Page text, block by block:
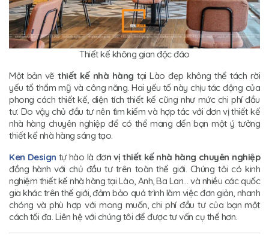
Thiết kế không gian độc đáo
Một bản vẽthiết kế nhà hàng tại Lào đẹp không thể tách rời
yếu tố thẩm mỹ và công năng. Hai yếu tố này chịu tác động của
phong cách thiết kế, diện tích thiết kế cũng như mức chi phí đầu
tư. Do vậy chủ đầu tư nên tìm kiếm và hợp tác với đơn vị thiết kế
nhà hàng chuyên nghiệp để có thể mang đến bạn một ý tưởng
thiết kế nhà hàng sáng tạo.
Ken Design tự hào là đơn vị thiết kế nhà hàng chuyên nghiệp
đồng hành với chủ đầu tư trên toàn thế giới. Chúng tôi có kinh
nghiệm thiết kế nhà hàng tại Lào, Anh, Ba Lan… và nhiều các quốc
gia khác trên thế giới, đảm bảo quá trình làm việc đơn giản, nhanh
chóng và phù hợp với mong muốn, chi phí đầu tư của bạn một
cách tối đa. Liên hệ với chúng tôi để được tư vấn cụ thể hơn.